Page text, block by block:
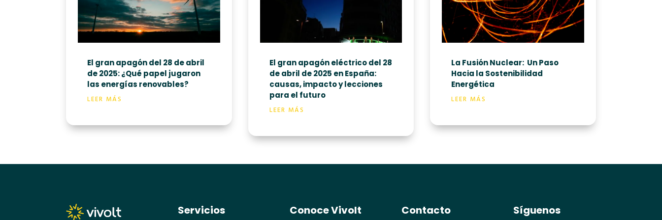
El gran apagón del 28 de abril
de 2025: ¿Qué papel jugaron
las energías renovables?
LEER MÁS
El gran apagón eléctrico del 28
de abril de 2025 en España:
causas, impacto y lecciones
para el futuro
LEER MÁS
La Fusión Nuclear: Un Paso
Hacia la Sostenibilidad
Energética
LEER MÁS
Servicios Conoce Vivolt Contacto Síguenos